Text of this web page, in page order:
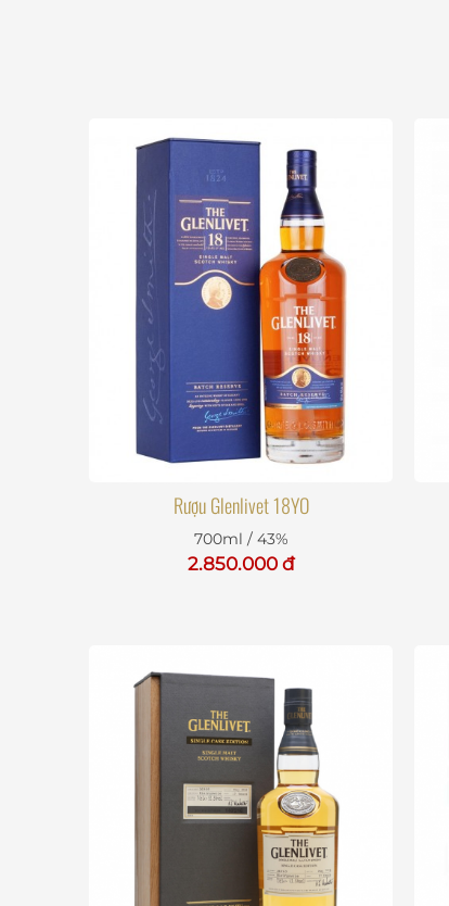
Rượu Glenlivet 18YO
700ml / 43%
2.850.000 đ